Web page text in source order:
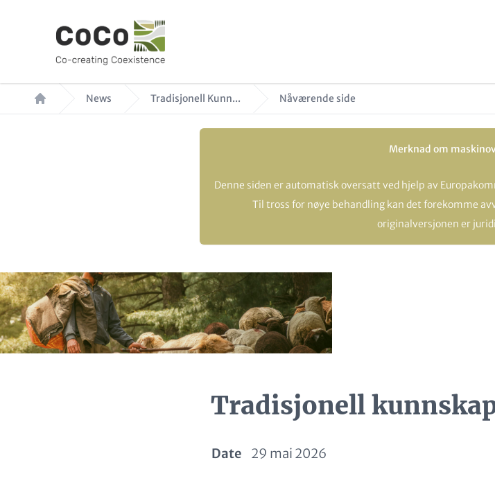
hovedinnhold
NavigasjonsstiNews Tradisjonell Kunn... Nåværende side
Merknad om
Denne siden er automatisk oversatt ved hjelp av
Til tross for nøye behandling kan det forekomme
originalversjonen er
Hero
Image
Tradisjonell
Date 29 mai 2026